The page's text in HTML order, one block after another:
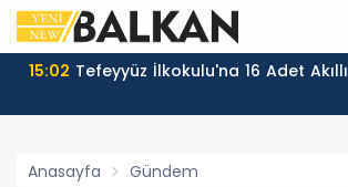
15:02 Tefeyyüz İlkokulu'na 16 Adet
Anasayfa Gündem